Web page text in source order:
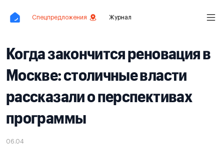
Спецпредложения Журнал
Когда закончится реновация в
Москве: столичные власти
рассказали о перспективах
программы
06.04